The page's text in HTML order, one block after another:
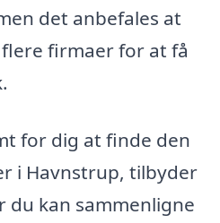
det anbefales at
firmaer for at få
for dig at finde den
i Havnstrup, tilbyder
du kan sammenligne